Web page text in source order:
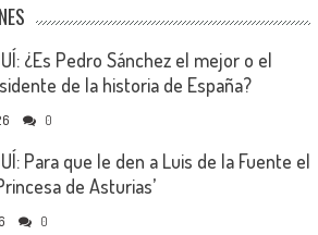
¿Es Pedro Sánchez el mejor o el
de la historia de España?
0
Para que le den a Luis de la Fuente el
de Asturias’
0